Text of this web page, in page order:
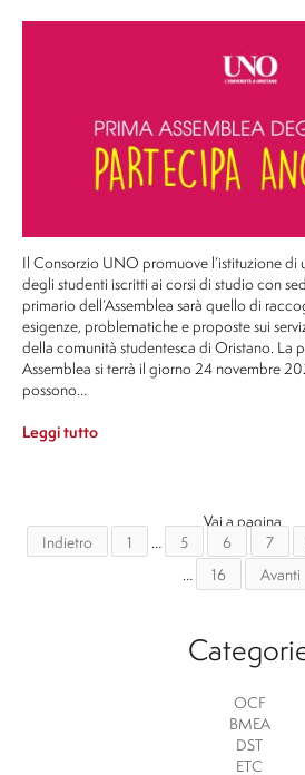
Il Consorzio UNO promuove l’istituzione di
degli studenti iscritti ai corsi di studio con
primario dell’Assemblea sarà quello di
esigenze, problematiche e proposte sui
della comunità studentesca di Oristano. La
Assemblea si terrà il giorno 24 novembre
possono…
Leggi tutto
Vai a pagina
Indietro
1 … 5 6 7
…
16 Avanti
OCF
BMEA
DST
ETC